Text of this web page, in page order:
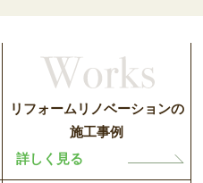
リフォームリノベーションの
施工事例
詳しく見る